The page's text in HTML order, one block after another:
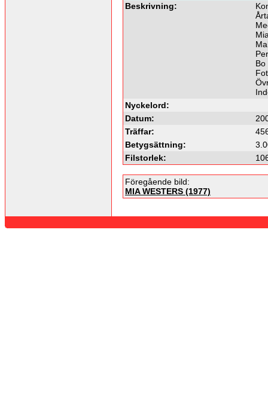
Beskrivning:
Bo
Nyckelord:
Datum:
Träffar:
Betygsättning:
Filstorlek:
Föregående bild:
MIA WESTERS (1977)